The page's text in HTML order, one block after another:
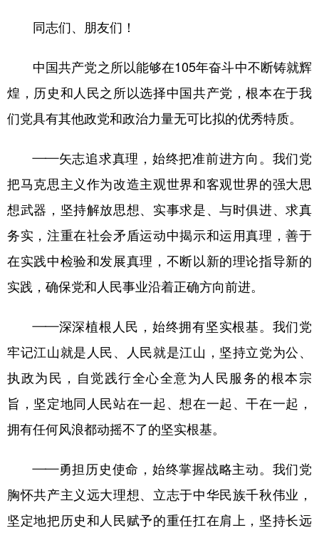
同志们、朋友们！
中国共产党之所以能够在105年奋斗中不断铸就辉
煌，历史和人民之所以选择中国共产党，根本在于我
们党具有其他政党和政治力量无可比拟的优秀特质。
——矢志追求真理，始终把准前进方向。我们党
把马克思主义作为改造主观世界和客观世界的强大思
想武器，坚持解放思想、实事求是、与时俱进、求真
务实，注重在社会矛盾运动中揭示和运用真理，善于
在实践中检验和发展真理，不断以新的理论指导新的
实践，确保党和人民事业沿着正确方向前进。
——深深植根人民，始终拥有坚实根基。我们党
牢记江山就是人民、人民就是江山，坚持立党为公、
执政为民，自觉践行全心全意为人民服务的根本宗
旨，坚定地同人民站在一起、想在一起、干在一起，
拥有任何风浪都动摇不了的坚实根基。
——勇担历史使命，始终掌握战略主动。我们党
胸怀共产主义远大理想、立志于中华民族千秋伟业，
坚定地把历史和人民赋予的重任扛在肩上，坚持长远